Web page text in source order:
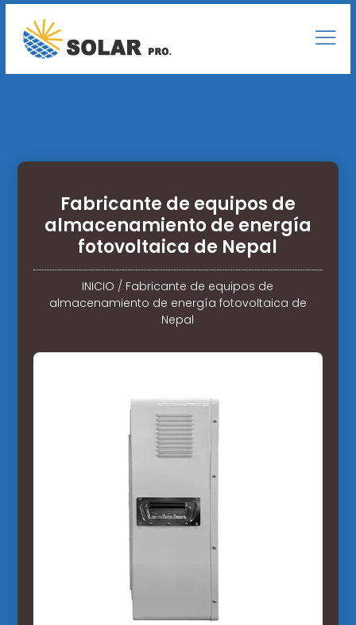
Fabricante de equipos de
almacenamiento de energía
fotovoltaica de Nepal
INICIO / Fabricante de equipos de
almacenamiento de energía fotovoltaica de
Nepal